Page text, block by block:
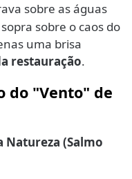
sobre as águas
sobre o caos do
uma brisa
restauração.
do "Vento" de
Natureza (Salmo